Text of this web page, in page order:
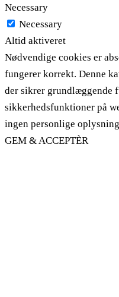
Necessary
Necessary
Altid aktiveret
Nødvendige cookies er
fungerer korrekt. Denne
der sikrer grundlæggende
sikkerhedsfunktioner på
ingen personlige
GEM & ACCEPTÈR